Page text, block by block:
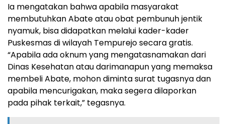
Ia mengatakan bahwa apabila masyarakat
membutuhkan Abate atau obat pembunuh jentik
nyamuk, bisa didapatkan melalui kader-kader
Puskesmas di wilayah Tempurejo secara gratis.
“Apabila ada oknum yang mengatasnamakan dari
Dinas Kesehatan atau darimanapun yang memaksa
membeli Abate, mohon diminta surat tugasnya dan
apabila mencurigakan, maka segera dilaporkan
pada pihak terkait,” tegasnya.